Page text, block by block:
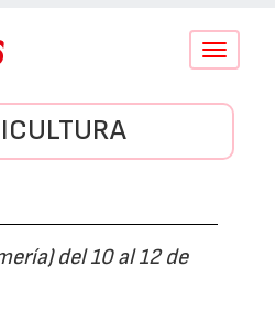
Conmutar
del 10 al 12 de